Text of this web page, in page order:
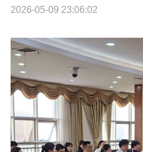
2026-05-09 23:06:02